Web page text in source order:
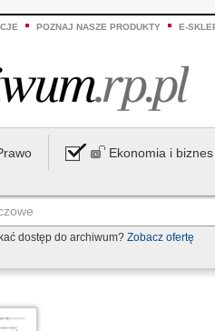
POZNAJ NASZE PRODUKTY E-
Ekonomia i biznes
dostęp do archiwum? Zobacz ofertę